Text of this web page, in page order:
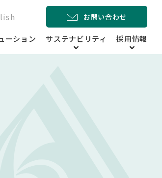
ーション サステナビリティ 採用情報
お問い合わせ